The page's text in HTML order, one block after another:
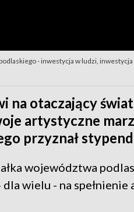
- inwestycja w ludzi,
na otaczający
artystyczne
przyznał
województwa
wielu - na spełnienie